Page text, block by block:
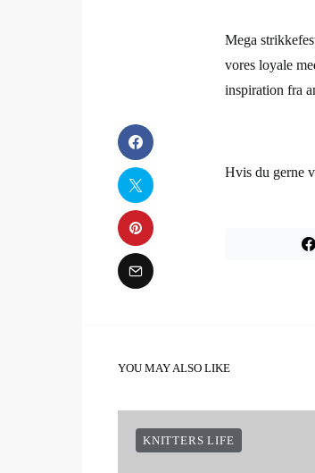
Mega
vores loyale
inspiration fra
Hvis du gerne
YOU MAY ALSO LIKE
KNITTERS LIFE